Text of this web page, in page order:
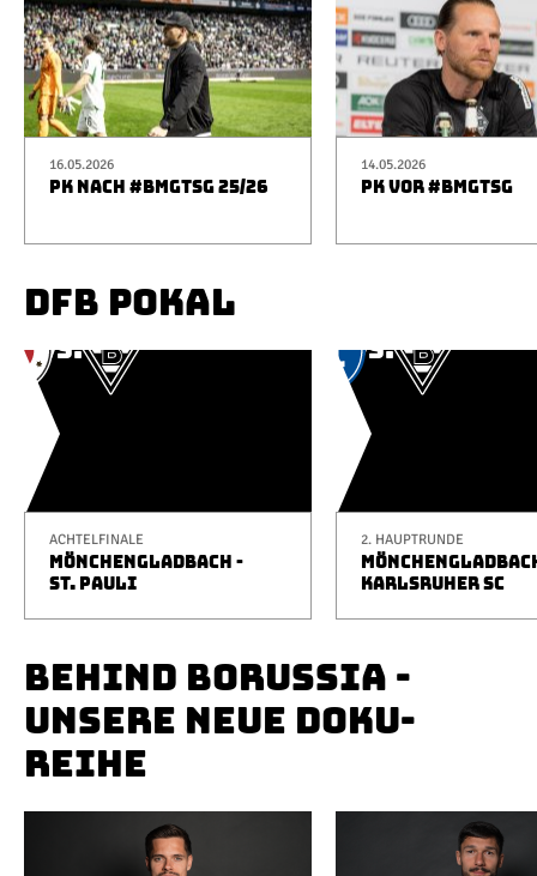
16.05.2026
PK NACH #BMGTSG 25/26
14.05.2026
PK VOR #BMGTSG
DFB POKAL
ACHTELFINALE
MÖNCHENGLADBACH -
ST. PAULI
2. HAUPTRUNDE
KARLSRUHER SC
BEHIND BORUSSIA -
UNSERE NEUE DOKU-
REIHE